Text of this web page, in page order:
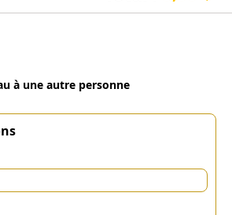
à une autre personne